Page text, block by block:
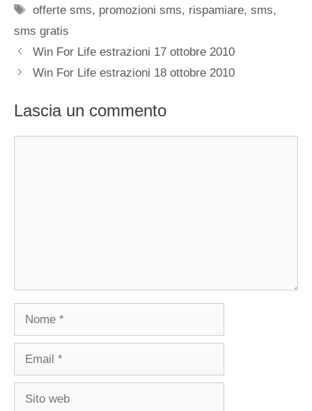
Tag
offerte sms, promozioni sms, rispamiare,sms,
sms gratis
Win For Life estrazioni 17 ottobre 2010
Win For Life estrazioni 18 ottobre 2010
Lascia un commento
Nome
Email
Sito